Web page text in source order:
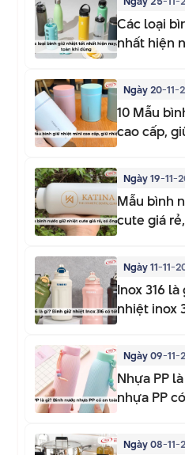
Các loại
nhất hiện
Ngày 20-11-
10 Mẫu
cao cấp,
Ngày 19-11-
Mẫu bình
cute giá
Ngày 11-11-
Inox 316
nhiệt inox
Ngày 09-11-
Nhựa PP
nhựa PP
Ngày 08-11-